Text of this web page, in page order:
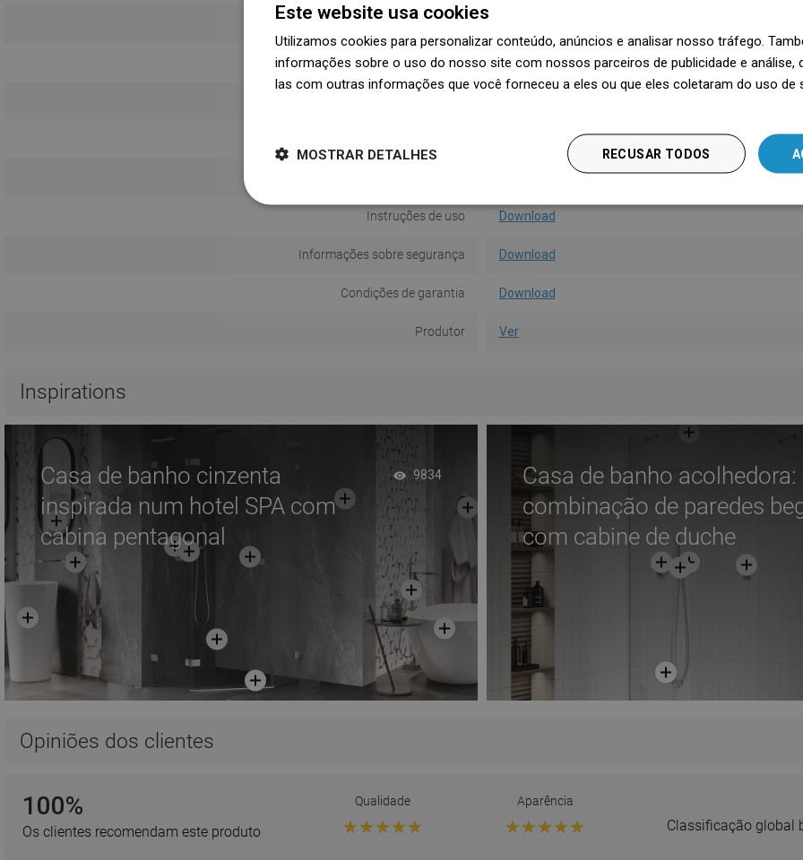
Material
Forma Quadrado
Instruções de uso Download
Informações sobre segurança Download
Condições de garantia Download
Produtor Ver
Inspirations
Casa de banho cinzenta
inspirada num hotel SPA com
cabina pentagonal
9834
Casa de banho acolhedora:
combinação de paredes
com cabine de duche
Opiniões dos clientes
100%
Os clientes recomendam este produto
Qualidade Aparência
Classificação global
Este website usa cookies
Utilizamos cookies para personalizar conteúdo, anúncios e analisar nosso tráfego.
informações sobre o uso do nosso site com nossos parceiros de publicidade e análise,
las com outras informações que você forneceu a eles ou que eles coletaram do uso de
RECUSAR TODOS
MOSTRAR DETALHES